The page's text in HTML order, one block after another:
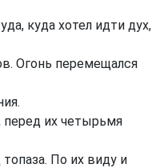
куда хотел идти дух,
Огонь перемещался
перед их четырьмя
По их виду и